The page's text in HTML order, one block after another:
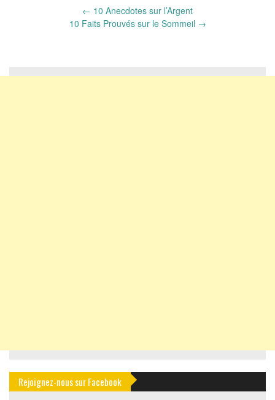
← 10 Anecdotes sur l’Argent
10 Faits Prouvés sur le Sommeil →
Rejoignez-nous sur Facebook